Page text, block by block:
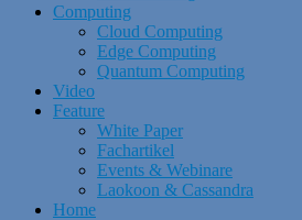
Computing
Cloud Computing
Edge Computing
Quantum Computing
Video
Feature
White Paper
Fachartikel
Events & Webinare
Laokoon & Cassandra
Home